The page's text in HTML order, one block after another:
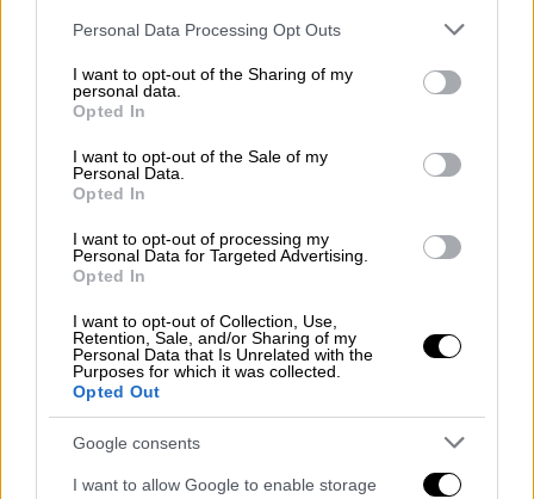
Please note that this website/app uses one or more Google
not limited to your visit or usage behaviour. You may click to
grant or deny consent to Google and its third-party tags to
use your data for below specified purposes in below Google
consent section.
Personal Data Processing Opt Outs
I want to opt-out of the Sharing of my
personal data.
Opted In
I want to opt-out of the Sale of my
Personal Data.
Opted In
I want to opt-out of processing my
Personal Data for Targeted Advertising.
Opted In
I want to opt-out of Collection, Use,
Retention, Sale, and/or Sharing of my
Personal Data that Is Unrelated with the
Purposes for which it was collected.
Opted Out
Google consents
I want to allow Google to enable storage
Όλοι οι γιατροί έχουν πέσει πάνω στο παιδί,
ενώ εξετάζεται τοενδεχόμενο να
μεταφερθεί στη ΜΕΘ Παίδων του ΠΑΓΝΗ
Σύμφωνα με πληροφορίες τουpatris.gr,το
ΕΚΑΒ δέχθηκε κλήση για τραυματισμό
4χρονου παιδιού μεπολλαπλά τραύματα
οικόσιτο ζώο. Έγινε άμεση ανταπόκριση από
συμβατικό ασθενοφόρο και Κινητή Μονάδα
του ΕΚΑΒ με γιατρό. Εφαρμόστηκαν όλα τα
πρωτόκολλα του ATLS από συνολικά 4
διασώστες και ένα γιατρό.